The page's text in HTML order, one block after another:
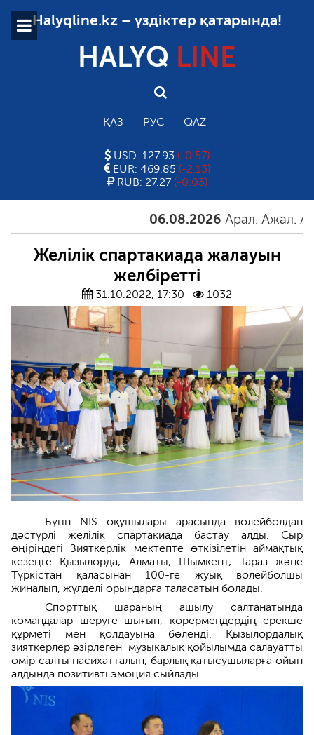
Halyqline.kz – үздіктер қатарында!
HALYQ LINE
ҚАЗ РУС QAZ
USD: 127.93 (-0.57)
EUR: 469.85 (-2.13)
RUB: 27.27 (-0.03)
06.08.2026 Арал. Ажал. Айғақ
Желілік спартакиада жалауын
желбіретті
31.10.2022, 17:30 1032
Бүгін NIS оқушылары арасында волейболдан
дәстүрлі желілік спартакиада бастау алды. Сыр
өңіріндегі Зияткерлік мектепте өткізілетін аймақтық
кезеңге Қызылорда, Алматы, Шымкент, Тараз және
Түркістан қаласынан 100-ге жуық волейболшы
жиналып, жүлделі орындарға таласатын болады.
Спорттық шараның ашылу салтанатында
командалар шеруге шығып, көрермендердің ерекше
құрметі мен қолдауына бөленді. Қызылордалық
зияткерлер әзірлеген музыкалық қойылымда салауатты
өмір салты насихатталып, барлық қатысушыларға ойын
алдында позитивті эмоция сыйлады.